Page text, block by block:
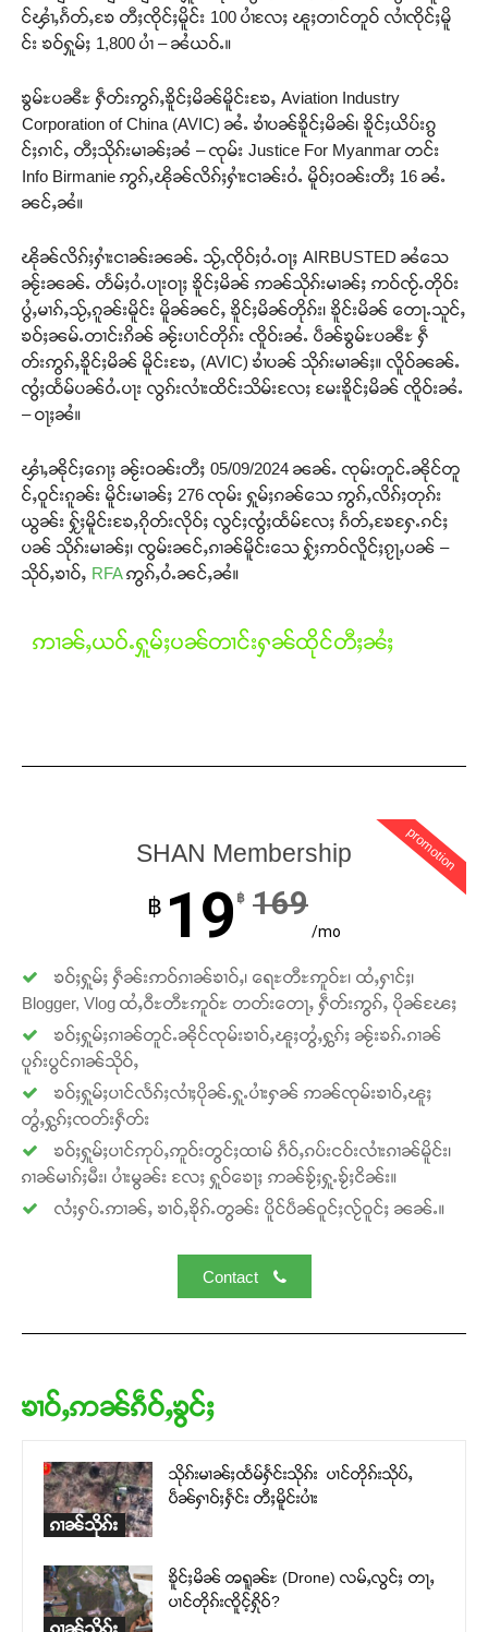
Support SHAN
တႃႇႁႂ်ႈသဵင်ၵၢင်ၸႂ်ၵူၼ်းမိူင်း ၵူႈတီႈၵူႈလႅၼ်ပေႃးတေၸွ
တ်ႇ တူဝ်ႈလုမ်ႈၾႃႉၼၼ်ႉ ၶဝ်ႈႁူမ်ႈၵမ်ႉထႅမ် ၸုမ်းၶၢ
ဝ်ႇၽူႈတွႆႇႁွၵ်ႈ လႆႈယူႇၶႃႈဢေႃႈ။
Donate Now
င်ၾၢႆႇၵႅတ်ႇၶႄ တီႈၸိုင်ႈမိူင်း 100 ပၢႆလႄႈ ၽူႈတၢင်တူဝ် လၢႆၸိုင်ႈမိူ
င်း ၶဝ်ႁူမ်ႈ 1,800 ပၢႆ – ၼႆယဝ်ႉ။
ၶွမ်ႊပၼီႊ ႁဵတ်းဢွၵ်ႇၶိူင်ႈမိၼ်မိူင်းၶႄႇ Aviation Industry
Corporation of China (AVIC) ၼႆႉ ၶၢႆပၼ်ၶိူင်ႈမိၼ်၊ ၶိူင်ႈယိပ်းၵွ
င်ႈၵၢင်ႇ တီႈသိုၵ်းမၢၼ်ႈၼႆ – ၸုမ်း Justice For Myanmar တင်း
Info Birmanie ဢွၵ်ႇၽိုၼ်လိၵ်ႈႁၢႆးငၢၼ်းဝႆႉ မိူဝ်ႈဝၼ်းတီႈ 16 ၼႆႉ
ၼင်ႇၼႆ။
ၽိုၼ်လိၵ်ႈႁၢႆးငၢၼ်းၼၼ်ႉ သႂ်ႇၸိုဝ်ႈဝႆႉဝႃႈ AIRBUSTED ၼႆသေ
ၼႂ်းၼၼ်ႉ တႅမ်ႈဝႆႉပႃးဝႃႈ ၶိူင်ႈမိၼ် ဢၼ်သိုၵ်းမၢၼ်ႈ ဢဝ်ၸႂ်ႉတိုဝ်း
ပွႆႇမၢၵ်ႇသႂ်ႇၵူၼ်းမိူင်း မိူၼ်ၼင်ႇ ၶိူင်ႈမိၼ်တိုၵ်း၊ ၶိူင်းမိၼ် တေႃႉသူင်ႇ
ၶဝ်ႈၼမ်ႉတၢင်းၵိၼ် ၼႂ်းပၢင်တိုၵ်း ၸိူဝ်းၼႆႉ ပဵၼ်ၶွမ်ႊပၼီႊ ႁဵ
တ်းဢွၵ်ႇၶိူင်ႈမိၼ် မိူင်းၶႄႇ (AVIC) ၶၢႆပၼ် သိုၵ်းမၢၼ်ႈ။ လိူဝ်ၼၼ်ႉ
ၸွႆႈထႅမ်ပၼ်ဝႆႉပႃး လွၵ်းလၢႆးထိင်းသိမ်းလႄႈ မႄးၶိူင်ႈမိၼ် ၸိူဝ်းၼႆႉ
– ဝႃႈၼႆ။
ၾၢႆႇၼိုင်ႈၵေႃႈ ၼႂ်းဝၼ်းတီႈ 05/09/2024 ၼၼ်ႉ ၸုမ်းတူင်ႉၼိုင်တူ
င်ႇဝူင်းၵူၼ်း မိူင်းမၢၼ်ႈ 276 ၸုမ်း ႁူမ်ႈၵၼ်သေ ဢွၵ်ႇလိၵ်ႈတုၵ်း
ယွၼ်း ႁႂ်ႈမိူင်းၶႄႇၵိုတ်းလိုဝ်ႈ လွင်ႈၸွႆႈထႅမ်လႄႈ ၵႅတ်ႇၶႄႁႄႉၵင်ႈ
ပၼ် သိုၵ်းမၢၼ်ႈ၊ ၸွမ်းၼင်ႇၵၢၼ်မိူင်းသေ ႁႂ်ႈဢဝ်လိူင်ႈၵႂႃႇပၼ် –
သိုဝ်ႇၶၢဝ်ႇ RFAဢွၵ်ႇဝႆႉၼင်ႇၼႆ။
ဢၢၼ်ႇယဝ်ႉႁူမ်ႈပၼ်တၢင်းႁၼ်ထိုင်တီႈၼႆႈ
promotion
SHAN Membership
฿ 19 ฿ 169
/mo
ၶဝ်ႈႁူမ်ႈ ႁဵၼ်းဢဝ်ၵၢၼ်ၶၢဝ်ႇ၊ ရေႊတီႊဢူဝ်ႊ၊ ထႆႇႁၢင်ႈ၊
Blogger, Vlog ထႆႇဝီႊတီႊဢူဝ်ႊ တတ်းတေႃႇ ႁဵတ်းဢွၵ်ႇ ပိုၼ်ၽႄႈ
ၶဝ်ႈႁူမ်ႈၵၢၼ်တူင်ႉၼိုင်ၸုမ်းၶၢဝ်ႇၽူႈတွႆႇႁွၵ်ႈ ၼႂ်းၶၵ်ႉၵၢၼ်
ပူၵ်းပွင်ၵၢၼ်သိုဝ်ႇ
ၶဝ်ႈႁူမ်ႈပၢင်လႅၵ်ႈလၢႆႈပိုၼ်ႉႁူႉပၢႆးႁၼ် ဢၼ်ၸုမ်းၶၢဝ်ႇၽူႈ
တွႆႇႁွၵ်ႈၸတ်းႁဵတ်း
ၶဝ်ႈႁူမ်ႈပၢင်ဢုပ်ႇဢူဝ်းတွင်ႈထၢမ် ၵဵဝ်ႇၵပ်းငဝ်းလၢႆးၵၢၼ်မိူင်း၊
ၵၢၼ်မၢၵ်ႈမီး၊ ပၢႆးမွၼ်း လႄႈ ႁူဝ်ၶေႃႈ ဢၼ်ၶႂ်ႈႁူႉၶႂ်ႈငိၼ်း။
လႆႈႁပ်ႉဢၢၼ်ႇ ၶၢဝ်ႇၶိုၵ်ႉတွၼ်း ပိူင်ပဵၼ်ဝူင်ႈလႂ်ဝူင်ႈ ၼၼ်ႉ။
Contact
ၶၢဝ်ႇဢၼ်ၵဵဝ်ႇၶွင်ႈ
ၵၢၼ်သိုၵ်း
သိုၵ်းမၢၼ်ႈထႅမ်ႁႅင်းသိုၵ်း ပၢင်တိုၵ်းသိုပ်ႇ
ပဵၼ်ႁၢဝ်ႈႁႅင်း တီႈမိူင်းပၢႆး
ၵၢၼ်သိုၵ်း
ၶိူင်ႈမိၼ် ၻရူၼ်ႊ (Drone) လမ်ႇလွင်ႈ တႃႇ
ပၢင်တိုၵ်းၸိူင့်ႁိုဝ်?